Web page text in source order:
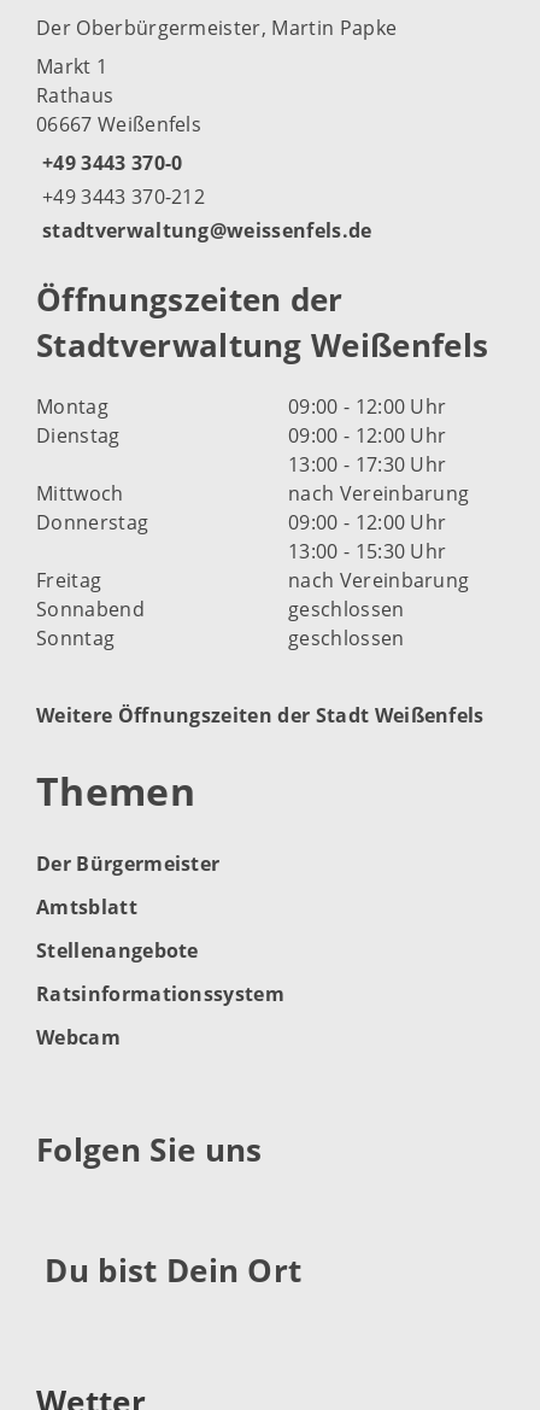
Der Oberbürgermeister, Martin Papke
Markt 1
Rathaus
06667 Weißenfels
+49 3443 370-0
+49 3443 370-212
stadtverwaltung@weissenfels.de
Öffnungszeiten der
Stadtverwaltung Weißenfels
Montag
09:00 - 12:00 Uhr
Dienstag
09:00 - 12:00 Uhr
13:00 - 17:30 Uhr
Mittwoch
nach Vereinbarung
Donnerstag
09:00 - 12:00 Uhr
13:00 - 15:30 Uhr
Freitag
nach Vereinbarung
Sonnabend
geschlossen
Sonntag
geschlossen
Weitere Öffnungszeiten der Stadt Weißenfels
Themen
Der Bürgermeister
Amtsblatt
Stellenangebote
Ratsinformationssystem
Webcam
Folgen Sie uns
Du bist Dein Ort